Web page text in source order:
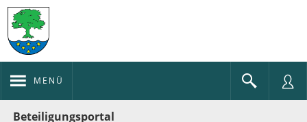
MENÜ
Beteiligungsportal